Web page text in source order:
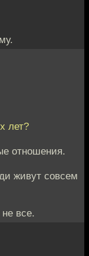
лет?
отношения.
живут совсем
все.